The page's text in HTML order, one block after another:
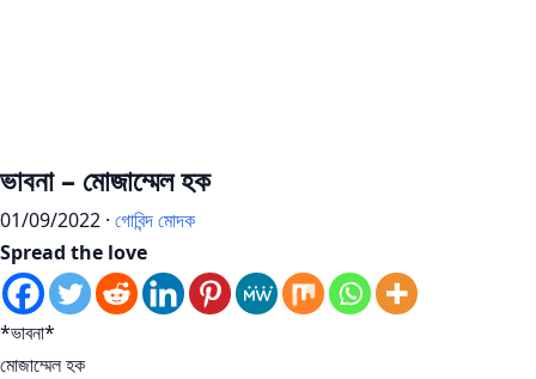
ভাবনা – মোজাম্মেল হক
01/09/2022 · গোবিন্দ মোদক
Spread the love
*ভাবনা*
মোজাম্মেল হক